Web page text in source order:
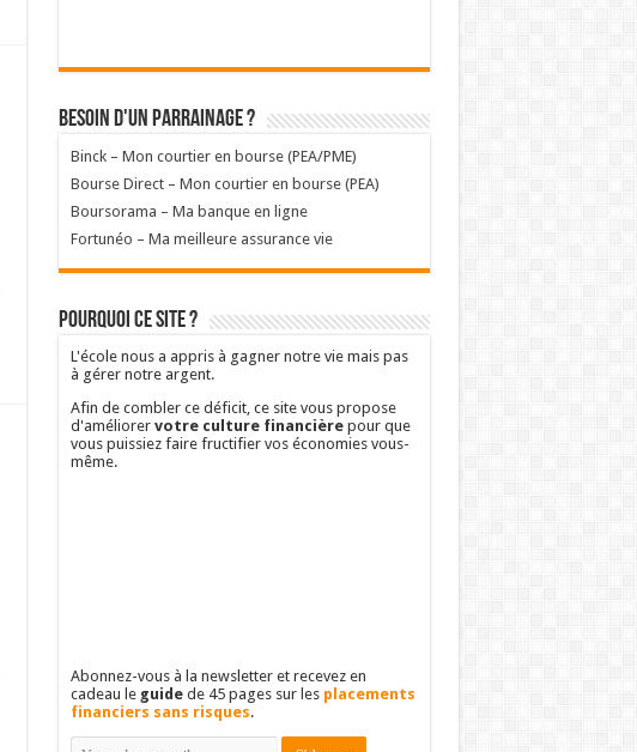
Besoin d'un parrainage ?
Binck – Mon courtier en bourse (PEA/PME)
Bourse Direct – Mon courtier en bourse (PEA)
Boursorama – Ma banque en ligne
Fortunéo – Ma meilleure assurance vie
Pourquoi ce site ?
L'école nous a appris à gagner notre vie mais pas
à gérer notre argent.
Afin de combler ce déficit, ce site vous propose
d'améliorer votre culture financièrepour que
vous puissiez faire fructifier vos économies vous-
même.
Abonnez-vous à la newsletter et recevez en
cadeau le guidede 45 pages sur les placements
financiers sans risques.